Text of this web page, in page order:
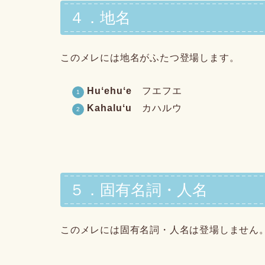
４．地名
このメレには地名がふたつ登場します。
Huʻehuʻe フエフエ
Kahaluʻu
カハルウ
５．固有名詞・人名
このメレには固有名詞・人名は登場しません